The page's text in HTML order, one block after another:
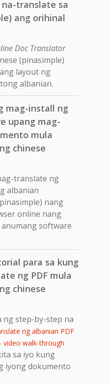
na-translate sa
ang orihinal
Doc Translator
(pinasimple)
layout ng
albanian.
mag-install ng
upang mag-
mula
chinese
translate ng
albanian
nang
online nang
software
para sa kung
ng PDF mula
chinese
ng step-by-step na
ng albanian PDF
video walk-through
sa iyo kung
iyong dokumento